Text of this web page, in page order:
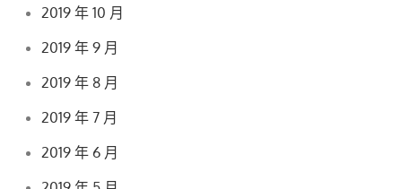
2019 年 10 月
2019 年 9 月
2019 年 8 月
2019 年 7 月
2019 年 6 月